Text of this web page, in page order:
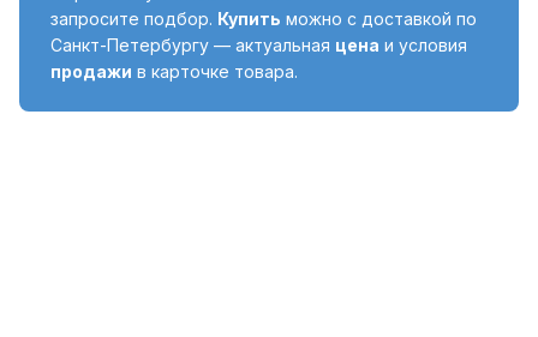
запросите подбор. Купить можно с доставкой по
Санкт-Петербургу — актуальная цена и условия
продажи в карточке товара.